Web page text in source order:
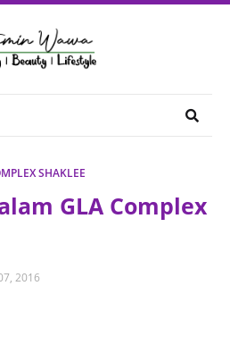
SHAKLEE
GLA Complex
2016